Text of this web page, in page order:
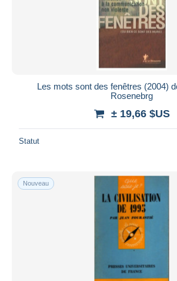
Les mots sont des fenêtres (2004)
Rosenebrg
± 19,66 $US
Statut
Nouveau